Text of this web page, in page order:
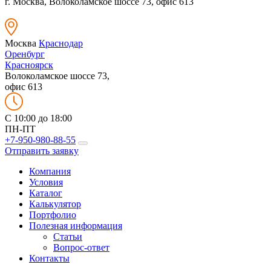
Москва Краснодар
Оренбург
Красноярск
Волоколамское шоссе 73,
офис 613
C 10:00 до 18:00
ПН-ПТ
+7-950-980-88-55
Отправить заявку
Компания
Условия
Каталог
Калькулятор
Портфолио
Полезная информация
Статьи
Вопрос-ответ
Контакты